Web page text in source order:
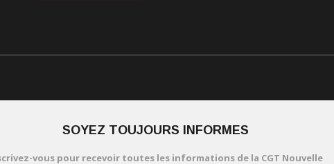
SOYEZ TOUJOURS INFORMES
vous pour recevoir toutes les informations de la CGT Nouvelle